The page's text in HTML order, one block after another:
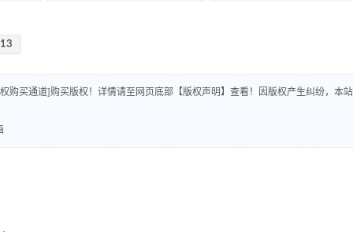
购买通道]购买版权！详情请至网页底部【版权声明】查看！因版权产生纠纷，本站